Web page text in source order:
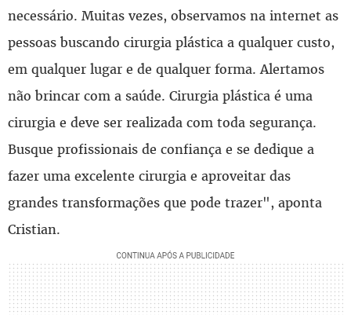
necessário. Muitas vezes, observamos na internet as
pessoas buscando cirurgia plástica a qualquer custo,
em qualquer lugar e de qualquer forma. Alertamos
não brincar com a saúde. Cirurgia plástica é uma
cirurgia e deve ser realizada com toda segurança.
Busque profissionais de confiança e se dedique a
fazer uma excelente cirurgia e aproveitar das
grandes transformações que pode trazer", aponta
Cristian.